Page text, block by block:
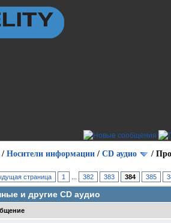
/ Носители информации / СD аудио /
страница 1 382 383 384 385
и другие CD аудио